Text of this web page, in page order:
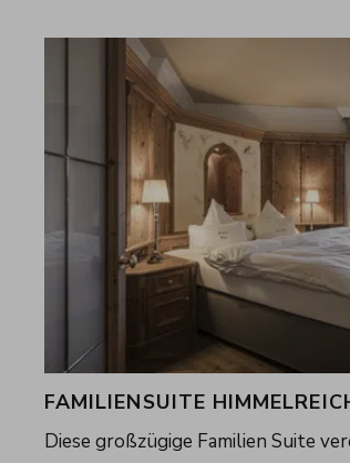
FAMILIENSUITE
Diese großzügige Familien Suite